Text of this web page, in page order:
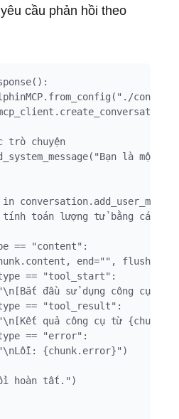
cầu phản hồi theo
trò chuyện
là một
toán lượng tử bằng các
== "content":
end="",
== "tool_start":
đầu sử dụng công cụ:
== "tool_result":
quả công cụ từ
== "error":
{chunk.error}")
hoàn tất.")